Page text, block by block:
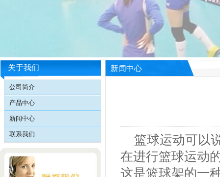
关于我们
公司简介
产品中心
新闻中心
联系我们
新闻中心
篮球运动可以
在进行篮球运动
这是篮球架的一